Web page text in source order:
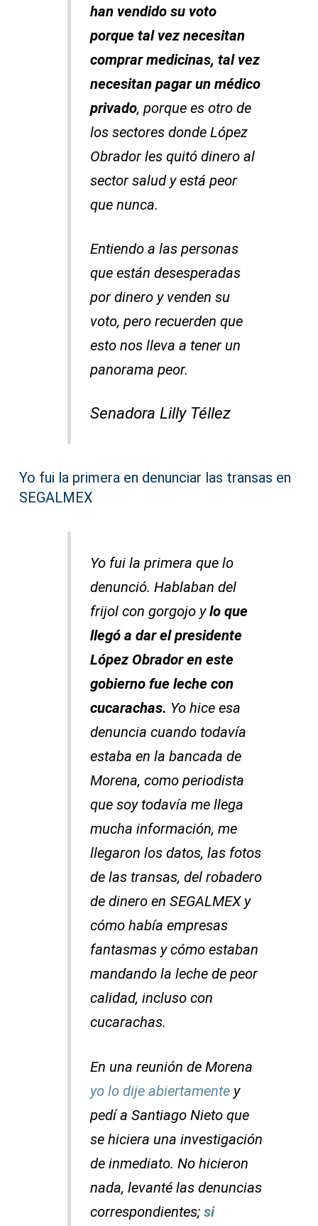
han vendido su voto
porque tal vez necesitan
comprar medicinas, tal vez
necesitan pagar un médico
privado, porque es otro de
los sectores donde López
Obrador les quitó dinero al
sector salud y está peor
que nunca.
Entiendo a las personas
que están desesperadas
por dinero y venden su
voto, pero recuerden que
esto nos lleva a tener un
panorama peor.
Senadora Lilly Téllez
Yo fui la primera en denunciar las transas en
SEGALMEX
Yo fui la primera que lo
denunció. Hablaban del
frijol con gorgojo ylo que
llegó a dar el presidente
López Obrador en este
gobierno fue leche con
cucarachas. Yo hice esa
denuncia cuando todavía
estaba en la bancada de
Morena, como periodista
que soy todavía me llega
mucha información, me
llegaron los datos, las fotos
de las transas, del robadero
de dinero en SEGALMEX y
cómo había empresas
fantasmas y cómo estaban
mandando la leche de peor
calidad, incluso con
cucarachas.
En una reunión de Morena
yo lo dije abiertamente y
pedí a Santiago Nieto que
se hiciera una investigación
de inmediato. No hicieron
nada, levanté las denuncias
correspondientes;si